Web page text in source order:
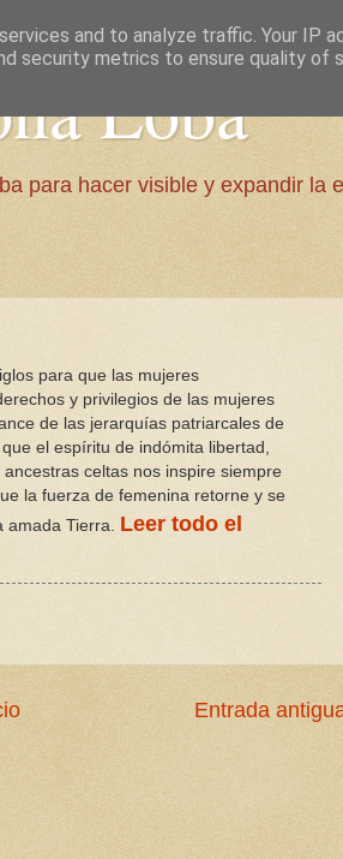
Loba
para hacer visible y expandir la
para que las mujeres
y privilegios de las mujeres
de las jerarquías patriarcales de
el espíritu de indómita libertad,
ancestras celtas nos inspire siempre
la fuerza de femenina retorne y se
amada Tierra. Leer todo el
Entrada
and to analyze traffic. Your IP
security metrics to ensure quality of